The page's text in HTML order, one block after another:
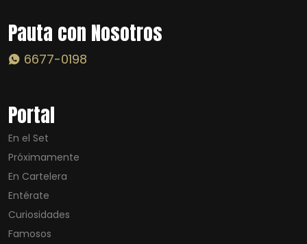
Pauta con Nosotros
6677-0198
Portal
En el Set
Próximamente
En Cartelera
Entérate
Curiosidades
Famosos